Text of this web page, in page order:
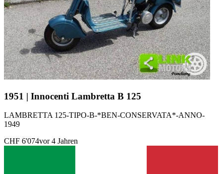
1951 | Innocenti Lambretta B 125
LAMBRETTA 125-TIPO-B-*BEN-CONSERVATA*-ANNO-
1949
CHF 6'074vor 4 Jahren